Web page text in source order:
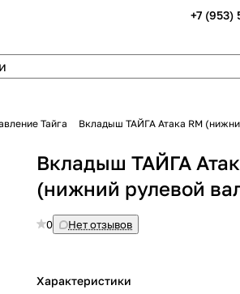
+7 (953)
Тайга Вкладыш ТАЙГА Атака RM
Вкладыш ТАЙГА
(нижний рулевой
0 Нет отзывов
Характеристики